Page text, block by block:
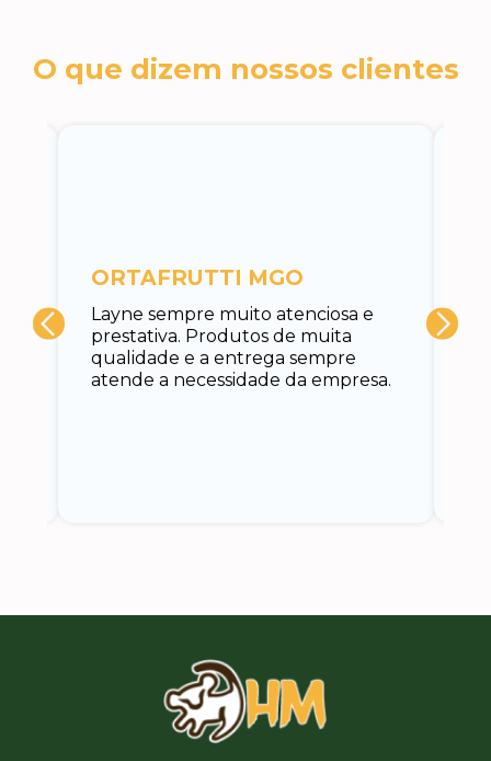
O que dizem nossos clientes
Layne sempre muito atenciosa e
prestativa. Produtos de muita
qualidade e a entrega sempre
atende a necessidade da empresa.
ORTAFRUTTI MGO